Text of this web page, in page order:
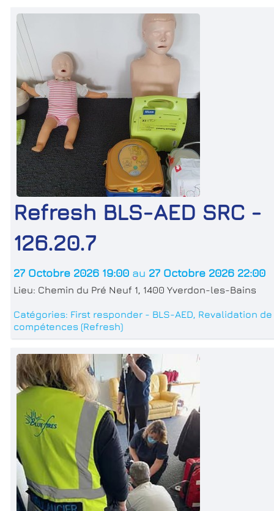
Refresh BLS-AED SRC -
126.20.7
27 Octobre 2026 19:00 au 27 Octobre 2026 22:00
Lieu: Chemin du Pré Neuf 1, 1400 Yverdon-les-Bains
Catégories: First responder - BLS-AED, Revalidation de
compétences (Refresh)